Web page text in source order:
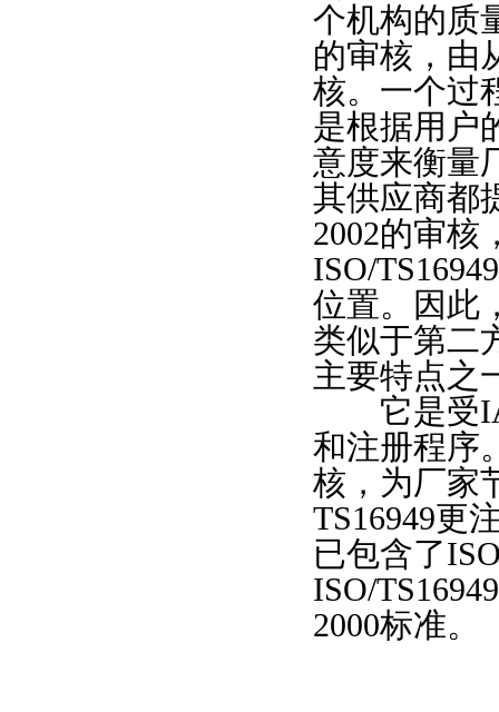
个机构的质
的审核，由
核。一个过
是根据用户
意度来衡量
其供应商都
2002的审核
ISO/
位置。因此
类似于第二
主要特点之
它是受
和注册程序
核，为厂家
TS16949更
已包含了
ISO/
2000标准。